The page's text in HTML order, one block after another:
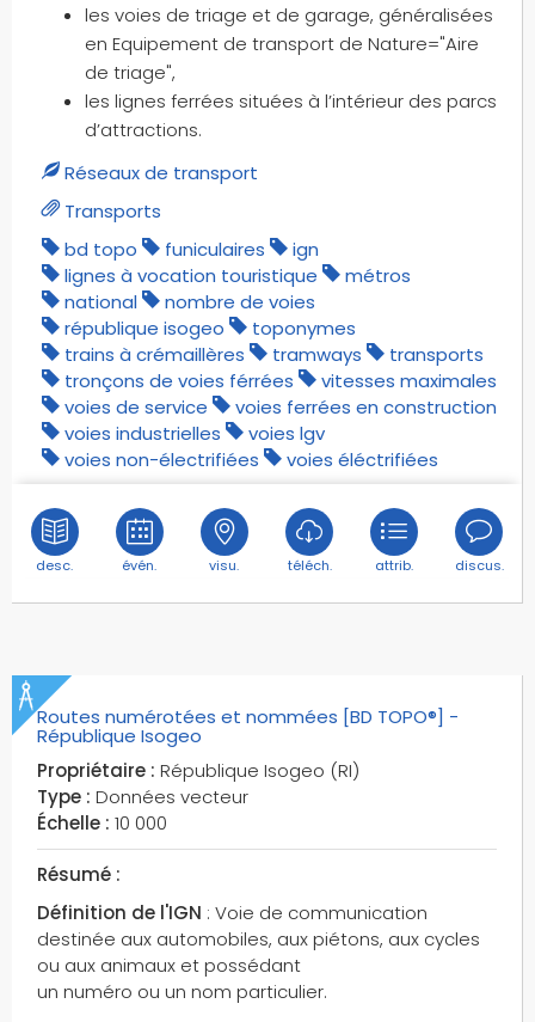
les voies de triage et de garage, généralisées
en Equipement de transport de Nature="Aire
de triage",
les lignes ferrées situées à l’intérieur des parcs
d’attractions.
Réseaux de transport
Transports
bd topo
funiculaires
ign
lignes à vocation touristique
métros
national
nombre de voies
république isogeo
toponymes
trains à crémaillères
tramways
transports
tronçons de voies férrées
vitesses maximales
voies de service
voies ferrées en construction
voies industrielles
voies lgv
voies non-électrifiées
voies éléctrifiées
desc. évén. visu. téléch. attrib. discus.
Routes numérotées et nommées [BD TOPO®] -
République Isogeo
Propriétaire : République Isogeo (RI)
Type : Données vecteur
Échelle : 10 000
Résumé :
Définition de l'IGN : Voie de communication
destinée aux automobiles, aux piétons, aux cycles
ou aux animaux et possédant
un numéro ou un nom particulier.